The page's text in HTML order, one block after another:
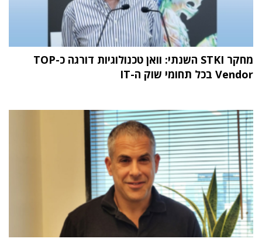
מחקר STKI השנתי: וואן טכנולוגיות דורגה כ-TOP
Vendor בכל תחומי שוק ה-IT